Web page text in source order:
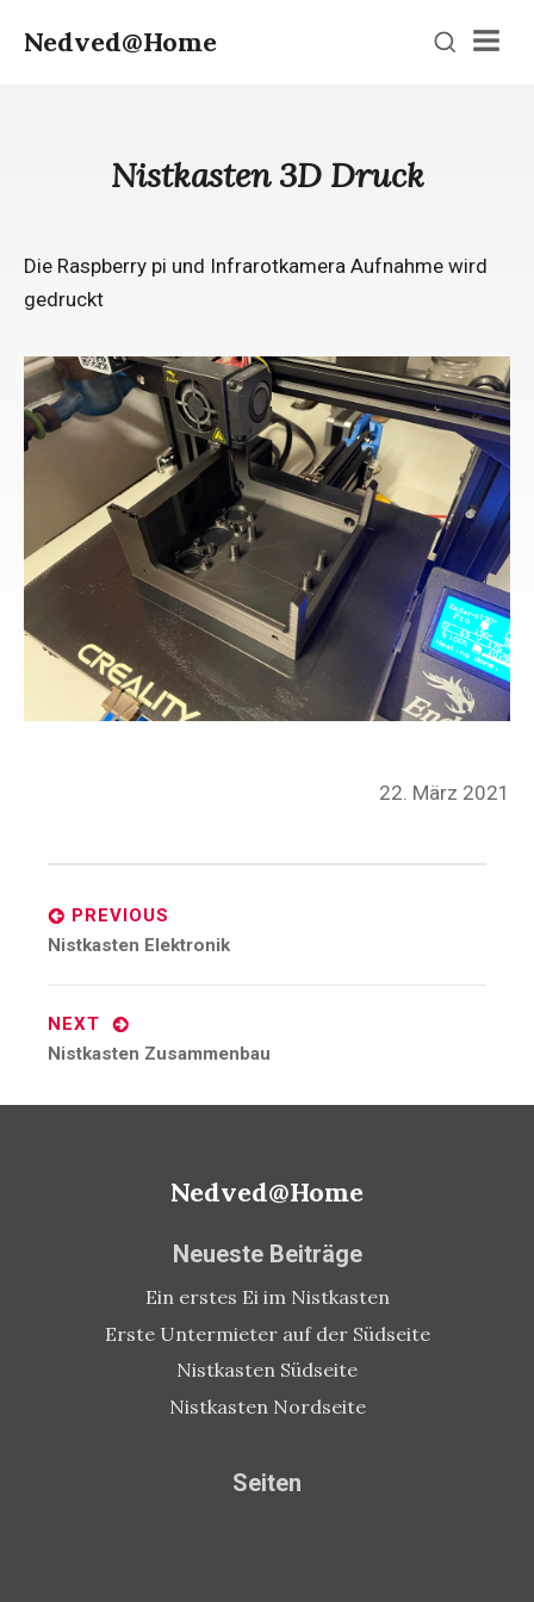
Nedved@Home
Nistkasten 3D Druck
Die Raspberry pi und Infrarotkamera Aufnahme wird
gedruckt
Posted
22. März 2021
navigation
PREVIOUS
Previous
Nistkasten Elektronik
NEXT
Next
Nistkasten Zusammenbau
Nedved@Home
Neueste Beiträge
Ein erstes Ei im Nistkasten
Erste Untermieter auf der Südseite
Nistkasten Südseite
Nistkasten Nordseite
Seiten